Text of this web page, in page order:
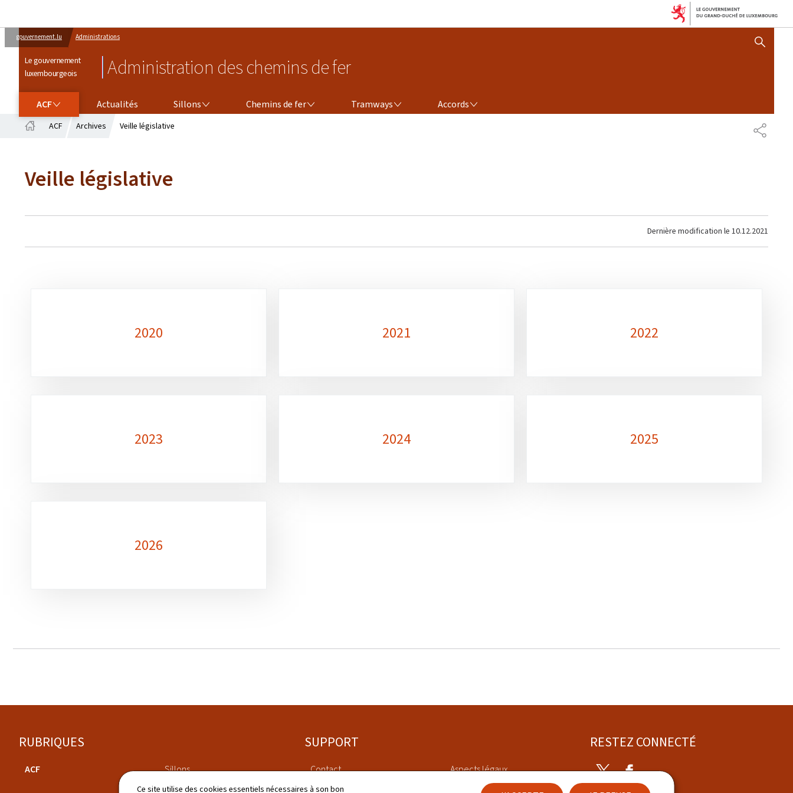
Ce site utilise des cookies essentiels nécessaires à son bon
gouvernement.lu Administrations
Le gouvernement
luxembourgeois
Administration des chemins de fer
AFFICHER / MASQUER
ACF Actualités Sillons Chemins de fer Tramways Accords
ACF Archives Veille législative
Veille législative
Dernière modification le 10.12.2021
2020 2021 2022
2023 2024 2025
2026
Pied
de
RUBRIQUES
ACF Sillons
SUPPORT
Contact Aspects légaux
RESTEZ CONNECTÉ
TwitterFacebook